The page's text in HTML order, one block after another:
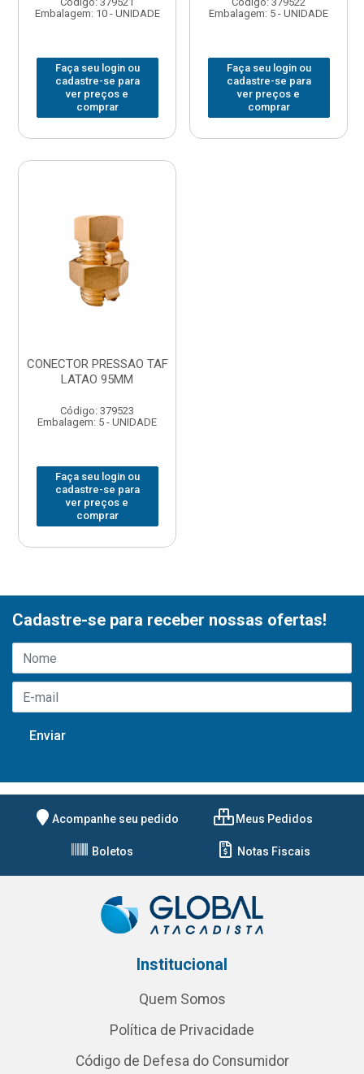
Embalagem: 10 - UNIDADE
Faça seu login ou
cadastre-se para
ver preços e
comprar
Embalagem: 5 - UNIDADE
Faça seu login ou
cadastre-se para
ver preços e
comprar
CONECTOR PRESSAO TAF
LATAO 95MM
Código: 379523
Embalagem: 5 - UNIDADE
Faça seu login ou
cadastre-se para
ver preços e
comprar
Cadastre-se para receber nossas ofertas!
Acompanhe seu pedido Meus Pedidos
Boletos Notas Fiscais
Institucional
Quem Somos
Política de Privacidade
Código de Defesa do Consumidor